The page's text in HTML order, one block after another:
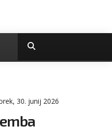
30. junij 2026